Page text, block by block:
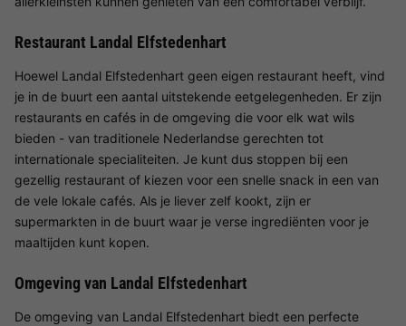
Restaurant Landal Elfstedenhart
Hoewel Landal Elfstedenhart geen eigen restaurant heeft, vind
je in de buurt een aantal uitstekende eetgelegenheden. Er zijn
restaurants en cafés in de omgeving die voor elk wat wils
bieden - van traditionele Nederlandse gerechten tot
internationale specialiteiten. Je kunt dus stoppen bij een
gezellig restaurant of kiezen voor een snelle snack in een van
de vele lokale cafés. Als je liever zelf kookt, zijn er
supermarkten in de buurt waar je verse ingrediënten voor je
maaltijden kunt kopen.
Omgeving van Landal Elfstedenhart
De omgeving van Landal Elfstedenhart biedt een perfecte